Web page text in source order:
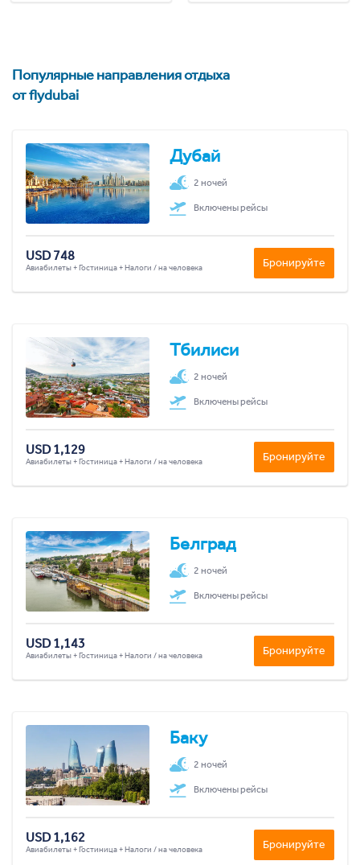
Популярные направления отдыха
от flydubai
Дубай
2 ночей
Включены рейсы
USD 748
Авиабилеты + Гостиница + Налоги / на человека Бронируйте
Тбилиси
2 ночей
Включены рейсы
USD 1,129
Авиабилеты + Гостиница + Налоги / на человека Бронируйте
Белград
2 ночей
Включены рейсы
USD 1,143
Авиабилеты + Гостиница + Налоги / на человека Бронируйте
Баку
2 ночей
Включены рейсы
USD 1,162
Авиабилеты + Гостиница + Налоги / на человека Бронируйте